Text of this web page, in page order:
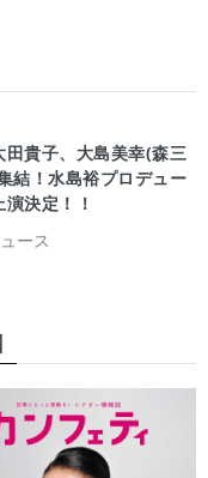
ース
貴子、大島美幸(森三
結！水島裕プロデュー
決定！！